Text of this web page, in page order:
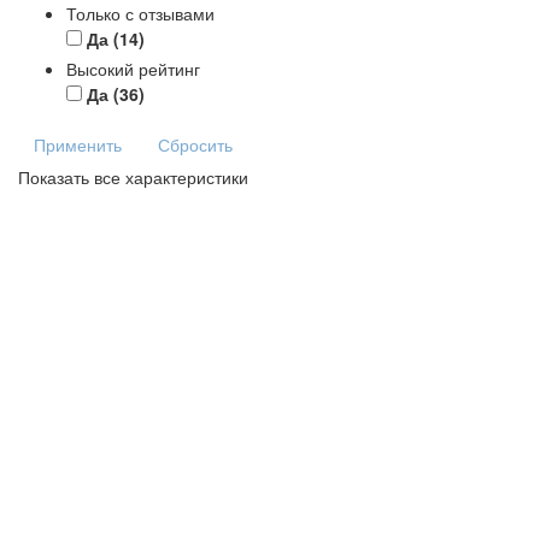
Только с отзывами
Да (14)
Высокий рейтинг
Да (36)
Применить
Сбросить
Показать все характеристики